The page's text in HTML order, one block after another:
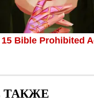
ТАКЖЕ